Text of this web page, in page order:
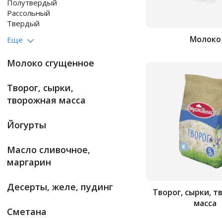
полутвердый
рассольный
твердый
Еще
Молоко сгущенное
Творог, сырки,
творожная масса
Йогурты
Масло сливочное,
маргарин
Десерты, желе, пудинг
Сметана
Молоко
Творог, сырки,
масса